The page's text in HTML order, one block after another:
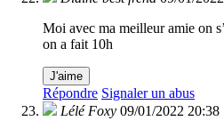
Moi avec ma meilleur amie on
on a fait 10h
J'aime
Répondre Signaler un abus
Lélé Foxy 09/01/2022 20:38